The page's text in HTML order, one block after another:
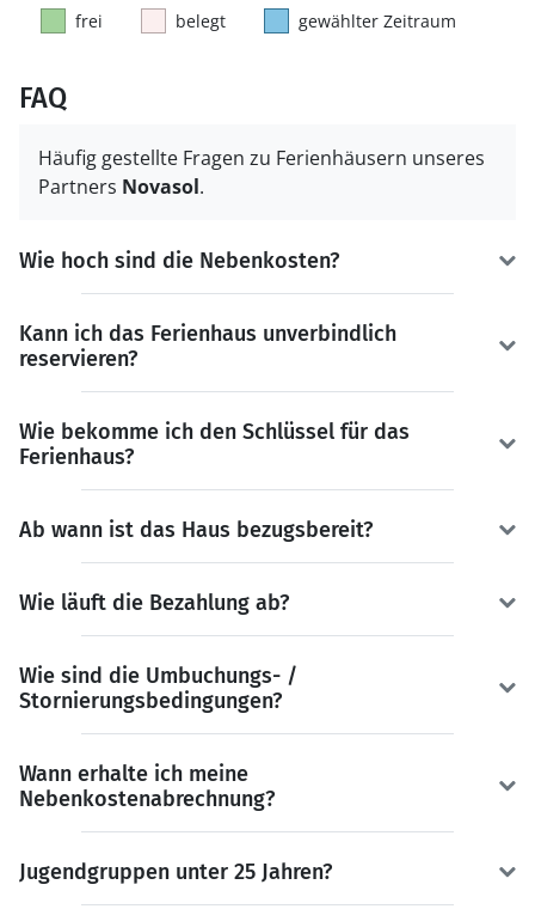
frei belegt gewählter Zeitraum
FAQ
Häufig gestellte Fragen zu Ferienhäusern unseres
Partners Novasol.
Wie hoch sind die Nebenkosten?
Kann ich das Ferienhaus unverbindlich
reservieren?
Wie bekomme ich den Schlüssel für das
Ferienhaus?
Ab wann ist das Haus bezugsbereit?
Wie läuft die Bezahlung ab?
Wie sind die Umbuchungs- /
Stornierungsbedingungen?
Wann erhalte ich meine
Nebenkostenabrechnung?
Jugendgruppen unter 25 Jahren?